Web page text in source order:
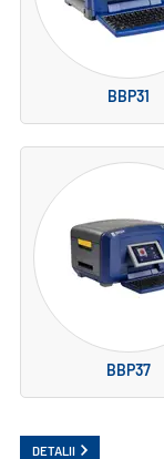
BBP31
BBP37
DETALII